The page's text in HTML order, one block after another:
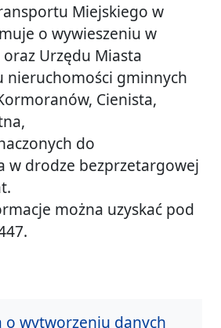
Miejskiego w
o wywieszeniu w
Urzędu Miasta
nieruchomości gminnych
Cienista,
do
w drodze bezprzetargowej
można uzyskać pod
o wytworzeniu danych